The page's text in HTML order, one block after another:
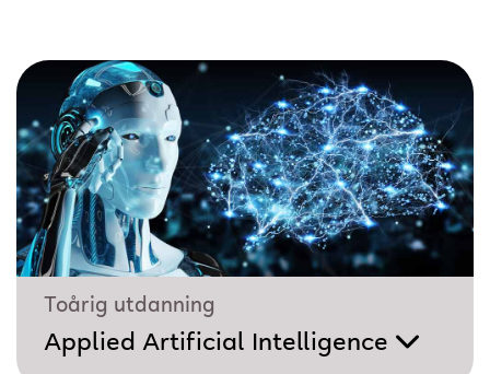
Toårig utdanning
Applied Artificial Intelligence